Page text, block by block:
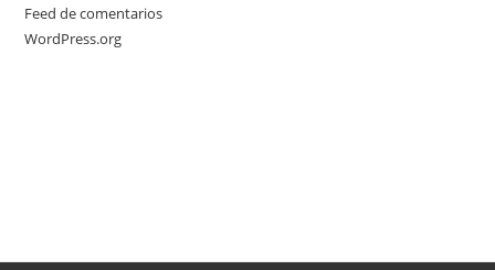
Feed de comentarios
WordPress.org